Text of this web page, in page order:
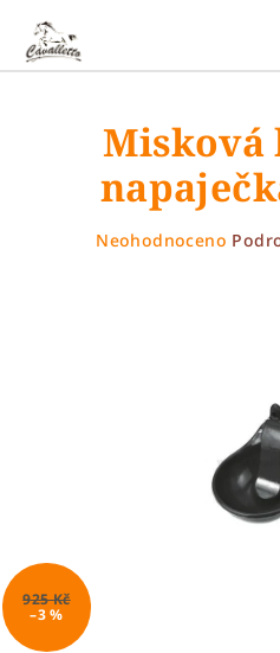
obsah
Průměrné
Neohodnoceno
925 Kč
–3 %